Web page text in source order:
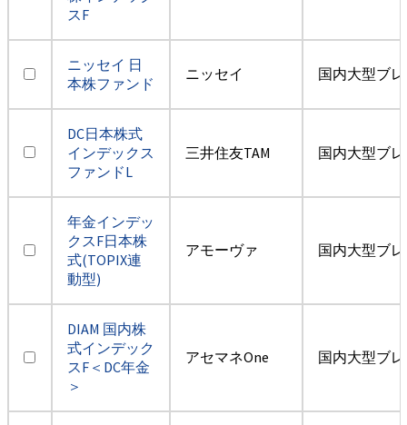
スF
ニッセイ 日
本株ファンド
ニッセイ 国内大型ブ
DC日本株式
インデックス
ファンドL
三井住友TAM 国内大型ブ
年金インデッ
クスF日本株
式(TOPIX連
動型)
アモーヴァ 国内大型ブ
DIAM 国内株
式インデック
スF＜DC年金
＞
アセマネOne 国内大型ブ